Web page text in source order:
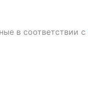
в соответствии с